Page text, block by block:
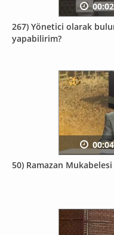
267) Yönetici olarak
yapabilirim?
50) Ramazan Mukabelesi